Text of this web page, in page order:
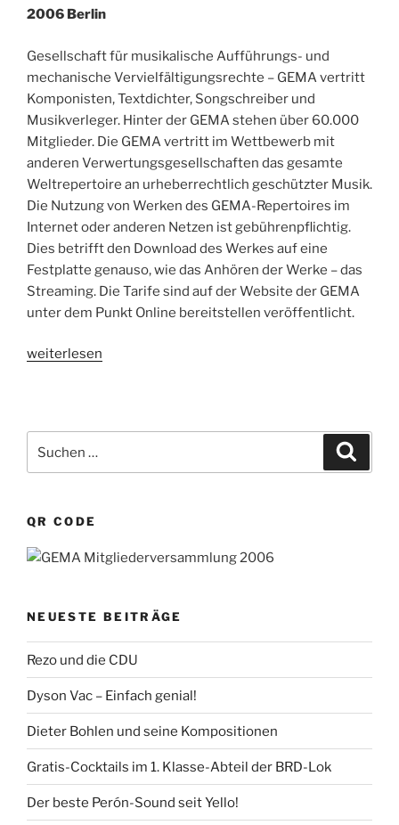
2006 Berlin
Gesellschaft für musikalische Aufführungs- und
mechanische Vervielfältigungsrechte – GEMA vertritt
Komponisten, Textdichter, Songschreiber und
Musikverleger. Hinter der GEMA stehen über 60.000
Mitglieder. Die GEMA vertritt im Wettbewerb mit
anderen Verwertungsgesellschaften das gesamte
Weltrepertoire an urheberrechtlich geschützter Musik.
Die Nutzung von Werken des GEMA-Repertoires im
Internet oder anderen Netzen ist gebührenpflichtig.
Dies betrifft den Download des Werkes auf eine
Festplatte genauso, wie das Anhören der Werke – das
Streaming. Die Tarife sind auf der Website der GEMA
unter dem Punkt Online bereitstellen veröffentlicht.
„GEMA
weiterlesen
nach:
QR CODE
NEUESTE BEITRÄGE
Rezo und die CDU
Dyson Vac – Einfach genial!
Dieter Bohlen und seine Kompositionen
Gratis-Cocktails im 1. Klasse-Abteil der BRD-Lok
Der beste Perón-Sound seit Yello!